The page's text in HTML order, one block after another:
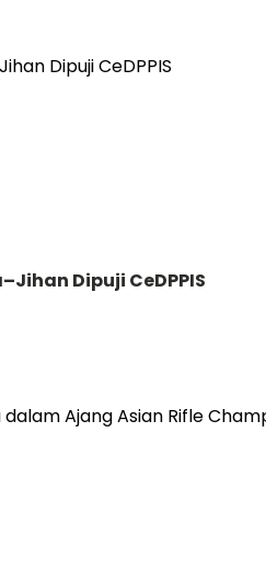
Dipuji CeDPPIS